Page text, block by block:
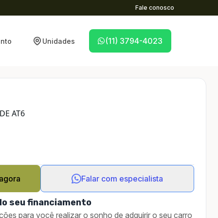
Fale conosco
Unidades (11) 3794-4023
AT6
Falar com especialista
seu financiamento
para você realizar o sonho de adquirir o seu carro